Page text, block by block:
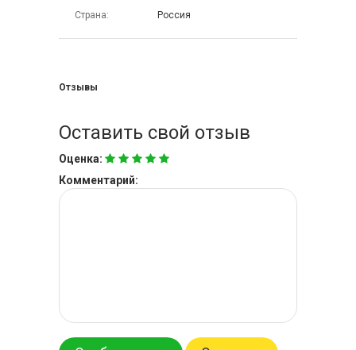
Страна Россия
Отзывы
Оставить свой отзыв
Оценка:
Комментарий: